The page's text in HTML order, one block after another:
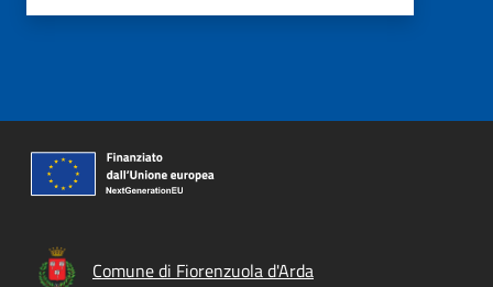
Comune di Fiorenzuola d'Arda